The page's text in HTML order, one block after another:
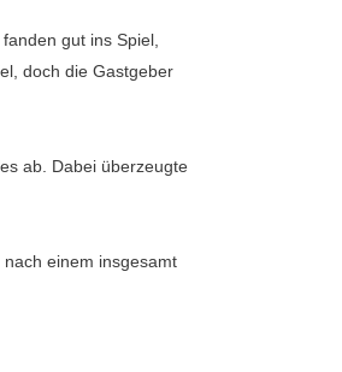
gut ins Spiel,
doch die Gastgeber
ab. Dabei überzeugte
einem insgesamt